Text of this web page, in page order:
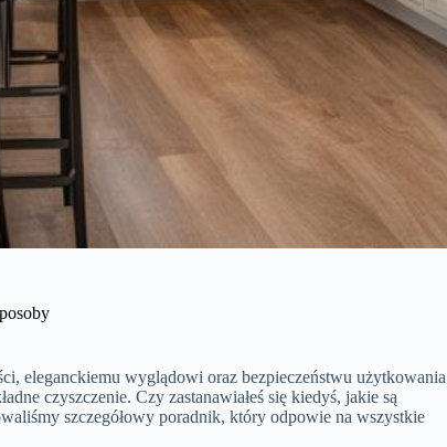
eleganckiemu wyglądowi oraz bezpieczeństwu
czyszczenie. Czy zastanawiałeś się kiedyś, jakie są
szczegółowy poradnik, który odpowie na wszystkie